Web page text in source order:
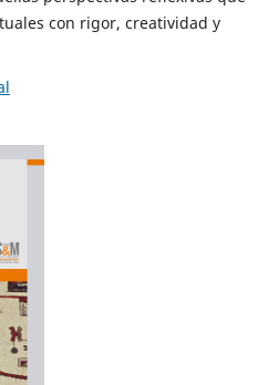
con rigor, creatividad y